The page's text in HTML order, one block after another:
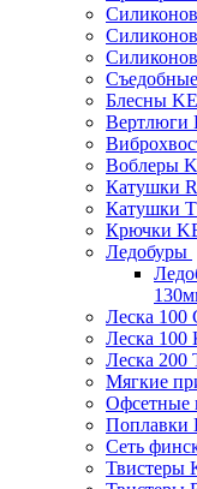
Блесны
Вертлюги
Воблеры
Катушки
Катушки
Крючки
Ледобуры
Леска
Леска 100
Леска
Мягкие
Офсетные
Поплавки
Сеть
Твистеры